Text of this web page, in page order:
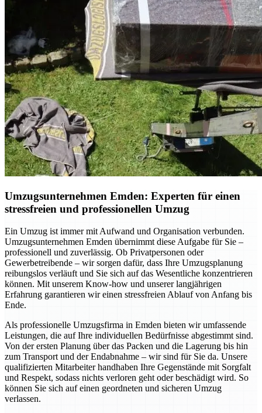
Umzugsunternehmen Emden: Experten für einen
stressfreien und professionellen Umzug
Ein Umzug ist immer mit Aufwand und Organisation verbunden.
Umzugsunternehmen Emden übernimmt diese Aufgabe für Sie –
professionell und zuverlässig. Ob Privatpersonen oder
Gewerbetreibende – wir sorgen dafür, dass Ihre Umzugsplanung
reibungslos verläuft und Sie sich auf das Wesentliche konzentrieren
können. Mit unserem Know-how und unserer langjährigen
Erfahrung garantieren wir einen stressfreien Ablauf von Anfang bis
Ende.
Als professionelle Umzugsfirma in Emden bieten wir umfassende
Leistungen, die auf Ihre individuellen Bedürfnisse abgestimmt sind.
Von der ersten Planung über das Packen und die Lagerung bis hin
zum Transport und der Endabnahme – wir sind für Sie da. Unsere
qualifizierten Mitarbeiter handhaben Ihre Gegenstände mit Sorgfalt
und Respekt, sodass nichts verloren geht oder beschädigt wird. So
können Sie sich auf einen geordneten und sicheren Umzug
verlassen.